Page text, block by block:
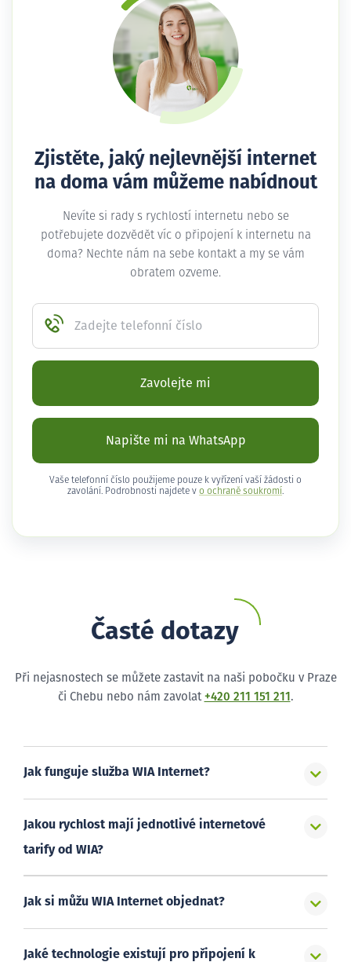
Zjistěte, jaký nejlevnější internet
na doma vám můžeme nabídnout
Nevíte si rady s rychlostí internetu nebo se
potřebujete dozvědět víc o připojení k internetu na
doma? Nechte nám na sebe kontakt a my se vám
obratem ozveme.
Zadejte telefonní číslo
Zavolejte mi
Napište mi na WhatsApp
Vaše telefonní číslo použijeme pouze k vyřízení vaší žádosti o
zavolání. Podrobnosti najdete v o ochraně soukromí .
Časté dotazy
Při nejasnostech se můžete zastavit na naši pobočku v Praze
či Chebu nebo nám zavolat +420 211 151 211 .
Jak funguje služba WIA Internet?
Jakou rychlost mají jednotlivé internetové
tarify od WIA?
Jak si můžu WIA Internet objednat?
Jaké technologie existují pro připojení k